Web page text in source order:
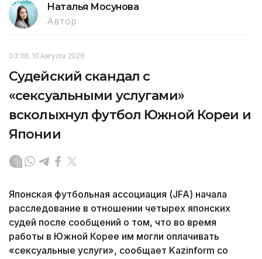
Наталья Мосунова
Автор
03:38, 10 Августа 2026
Судейский скандал с
«сексуальными услугами»
всколыхнул футбол Южной Кореи и
Японии
Японская футбольная ассоциация (JFA) начала
расследование в отношении четырех японских
судей после сообщений о том, что во время
работы в Южной Корее им могли оплачивать
«сексуальные услуги», сообщает Kazinform со